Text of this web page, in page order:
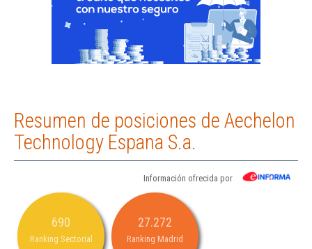
Resumen de posiciones de Aechelon
Technology Espana S.a.
Información ofrecida por
690
Ranking Sectorial
27.272
Ranking Madrid